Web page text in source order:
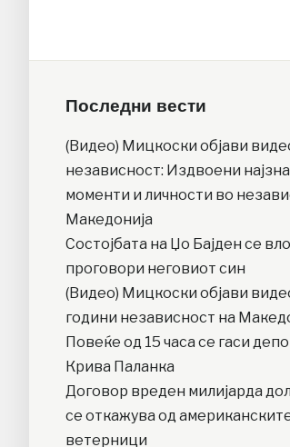
Последни вести
(Видео) Мицкоски објави
независност: Издвоени
моменти и личности во
Македонија
Состојбата на Џо Бајден се
проговори неговиот син
(Видео) Мицкоски објави
години независност на
Повеќе од 15 часа се гаси
Крива Паланка
Договор вреден милијарда
се откажува од
ветерници